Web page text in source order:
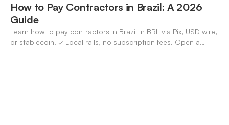
How to Pay Contractors in Brazil: A 2026
Guide
Learn how to pay contractors in Brazil in BRL via Pix, USD wire,
or stablecoin. ✓ Local rails, no subscription fees. Open a